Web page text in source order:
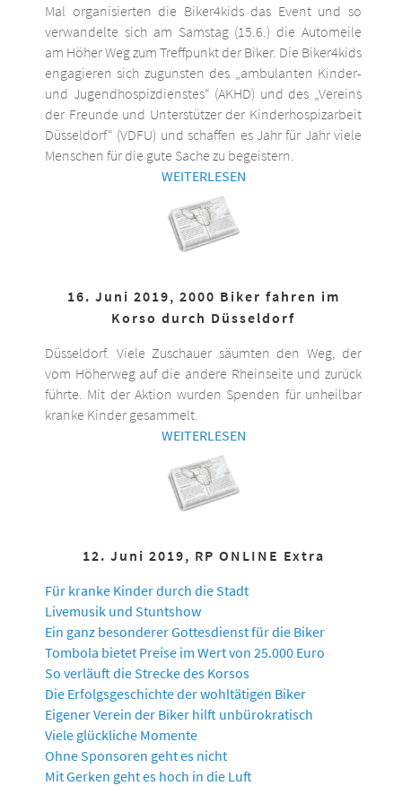
Mal organisierten die Biker4kids das Event und so
verwandelte sich am Samstag (15.6.) die Automeile
am Höher Weg zum Treffpunkt der Biker. Die Biker4kids
engagieren sich zugunsten des „ambulanten Kinder-
und Jugendhospizdienstes“ (AKHD) und des „Vereins
der Freunde und Unterstützer der Kinderhospizarbeit
Düsseldorf“ (VDFU) und schaffen es Jahr für Jahr viele
Menschen für die gute Sache zu begeistern.
WEITERLESEN
16. Juni 2019, 2000 Biker fahren im
Korso durch Düsseldorf
Düsseldorf. Viele Zuschauer säumten den Weg, der
vom Höherweg auf die andere Rheinseite und zurück
führte. Mit der Aktion wurden Spenden für unheilbar
kranke Kinder gesammelt.
WEITERLESEN
12. Juni 2019, RP ONLINE Extra
Für kranke Kinder durch die Stadt
Livemusik und Stuntshow
Ein ganz besonderer Gottesdienst für die Biker
Tombola bietet Preise im Wert von 25.000 Euro
So verläuft die Strecke des Korsos
Die Erfolgsgeschichte der wohltätigen Biker
Eigener Verein der Biker hilft unbürokratisch
Viele glückliche Momente
Ohne Sponsoren geht es nicht
Mit Gerken geht es hoch in die Luft